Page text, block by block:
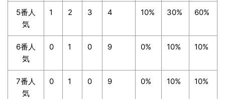
5番人
気
1 2 3 4 10% 30% 60%
6番人
気
0 1 0 9 0% 10% 10%
7番人
気
0 1 0 9 0% 10% 10%